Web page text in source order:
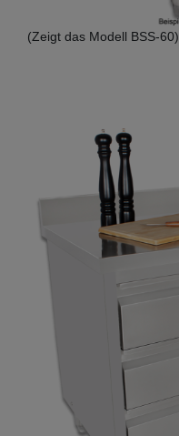
(Zeigt das Modell BSS-60)